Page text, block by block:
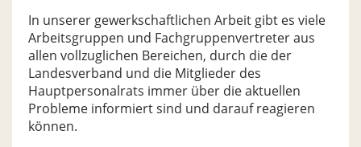
In unserer gewerkschaftlichen Arbeit gibt es viele
Arbeitsgruppen und Fachgruppenvertreter aus
allen vollzuglichen Bereichen, durch die der
Landesverband und die Mitglieder des
Hauptpersonalrats immer über die aktuellen
Probleme informiert sind und darauf reagieren
können.